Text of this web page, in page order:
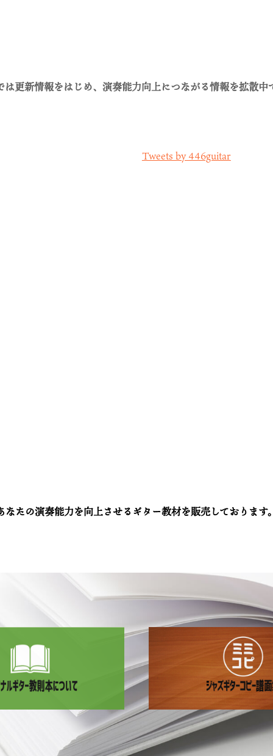
は更新情報をはじめ、演奏能力向上につながる情報を拡散中
Tweets by 446guitar
なたの演奏能力を向上させるギター教材を販売しております